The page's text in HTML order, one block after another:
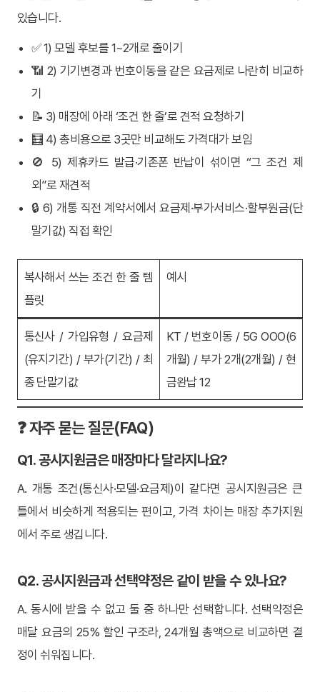
있습니다.
✅ 1) 모델 후보를 1~2개로 줄이기
📶 2) 기기변경과 번호이동을 같은 요금제로 나란히 비교하
기
📝 3) 매장에 아래 ‘조건 한 줄’로 견적 요청하기
🧮 4) 총비용으로 3곳만 비교해도 가격대가 보임
🚫 5) 제휴카드 발급·기존폰 반납이 섞이면 “그 조건 제
외”로 재견적
🔒 6) 개통 직전 계약서에서 요금제·부가서비스·할부원금(단
말기값) 직접 확인
복사해서 쓰는 조건 한 줄 템
플릿
예시
통신사 / 가입유형 / 요금제
(유지기간) / 부가(기간) / 최
종 단말기값
KT / 번호이동 / 5G OOO(6
개월) / 부가 2개(2개월) / 현
금완납 12
❓ 자주 묻는 질문(FAQ)
Q1. 공시지원금은 매장마다 달라지나요?
A. 개통 조건(통신사·모델·요금제)이 같다면 공시지원금은 큰
틀에서 비슷하게 적용되는 편이고, 가격 차이는 매장 추가지원
에서 주로 생깁니다.
Q2. 공시지원금과 선택약정은 같이 받을 수 있나요?
A. 동시에 받을 수 없고 둘 중 하나만 선택합니다. 선택약정은
매달 요금의 25% 할인 구조라, 24개월 총액으로 비교하면 결
정이 쉬워집니다.